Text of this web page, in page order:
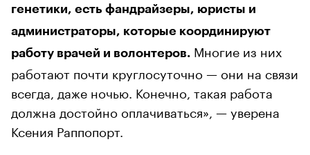
генетики, есть фандрайзеры, юристы и
администраторы, которые координируют
работу врачей и волонтеров. Многие из них
работают почти круглосуточно — они на связи
всегда, даже ночью. Конечно, такая работа
должна достойно оплачиваться», — уверена
Ксения Раппопорт.